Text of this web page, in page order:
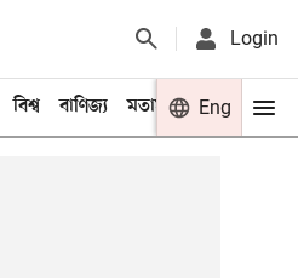
Login
বিশ্ব বাণিজ্য মতামত খেলা
Eng